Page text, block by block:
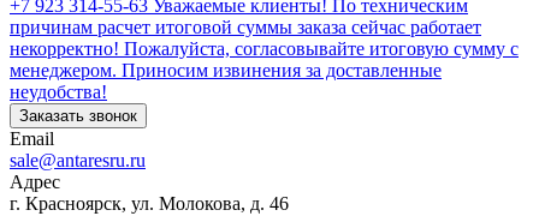
+7 923 314-55-63 Уважаемые клиенты! По техническим
причинам расчет итоговой суммы заказа сейчас работает
некорректно! Пожалуйста, согласовывайте итоговую сумму с
менеджером. Приносим извинения за доставленные
неудобства!
Заказать звонок
Email
sale@antaresru.ru
Адрес
г. Красноярск, ул. Молокова, д. 46